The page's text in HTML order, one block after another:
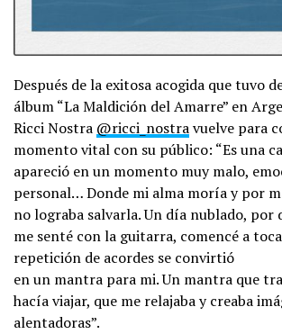
Después de la exitosa acogida que tuvo
álbum “La Maldición del Amarre” en
Ricci Nostra @ricci_nostravuelve para
momento vital con su público: “Es una
apareció en un momento muy malo,
personal… Donde mi alma moría y por
no lograba salvarla. Un día nublado, por
me senté con la guitarra, comencé a
repetición de acordes se convirtió
en un mantra para mi. Un mantra que
hacía viajar, que me relajaba y creaba
alentadoras”.